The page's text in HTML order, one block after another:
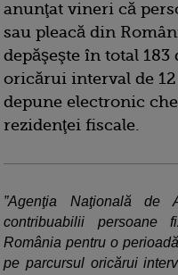
anunţat vineri că
sau pleacă din
depăşeşte în total
oricărui interval de
depune electronic
rezidenţei fiscale.
”Agenţia Naţională de
contribuabilii persoane
România pentru o
pe parcursul oricărui